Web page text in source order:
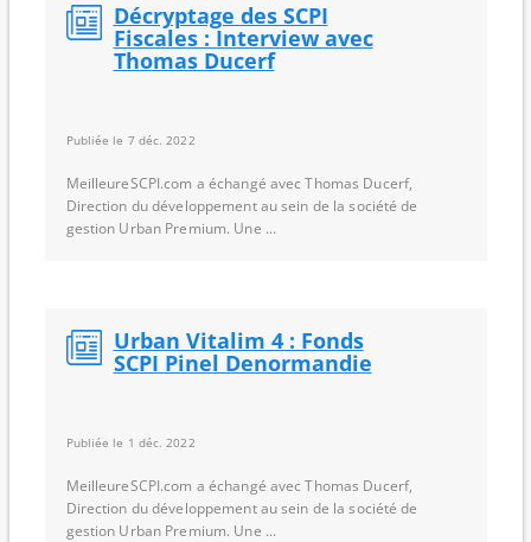
Décryptage des SCPI
Fiscales : Interview avec
Thomas Ducerf
Publiée le 7 déc. 2022
MeilleureSCPI.com a échangé avec Thomas Ducerf,
Direction du développement au sein de la société de
gestion Urban Premium. Une ...
Urban Vitalim 4 : Fonds
SCPI Pinel Denormandie
Publiée le 1 déc. 2022
MeilleureSCPI.com a échangé avec Thomas Ducerf,
Direction du développement au sein de la société de
gestion Urban Premium. Une ...